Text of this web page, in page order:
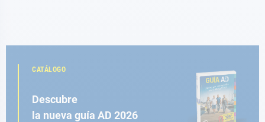
CATÁLOGO
Descubre
la nueva guía AD 2026